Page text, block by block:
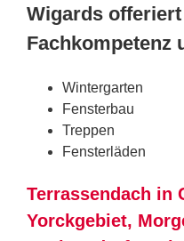
Wigards offeriert
Fachkompetenz
Wintergarten
Fensterbau
Treppen
Fensterläden
Terrassendach in
Yorckgebiet,